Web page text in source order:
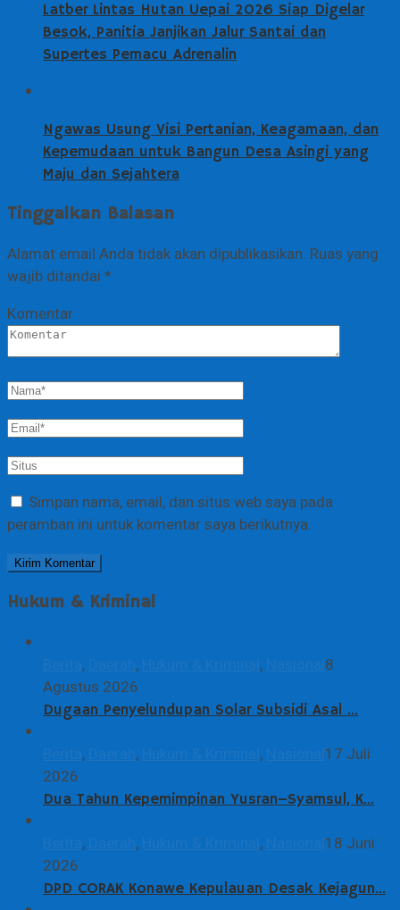
Latber Lintas Hutan Uepai 2026 Siap Digelar
Besok, Panitia Janjikan Jalur Santai dan
Supertes Pemacu Adrenalin
Ngawas Usung Visi Pertanian, Keagamaan, dan
Kepemudaan untuk Bangun Desa Asingi yang
Maju dan Sejahtera
Tinggalkan Balasan
Alamat email Anda tidak akan dipublikasikan. Ruas yang
wajib ditandai *
Komentar
Simpan nama, email, dan situs web saya pada
peramban ini untuk komentar saya berikutnya.
Hukum & Kriminal
, , ,
8
Agustus 2026
Dugaan Penyelundupan Solar Subsidi Asal …
, , ,
17 Juli
2026
Dua Tahun Kepemimpinan Yusran–Syamsul, K…
, , ,
18 Juni
2026
DPD CORAK Konawe Kepulauan Desak Kejagun…